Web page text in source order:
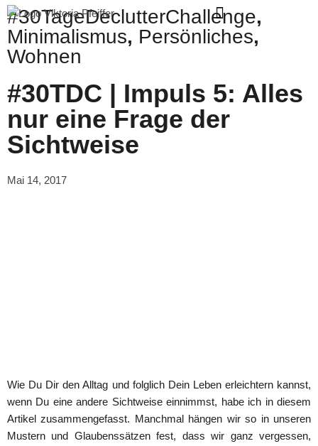
Zum
Inhalt
#30TageDeclutterChallenge,
Minimalismus, Persönliches,
Wohnen
#30TDC | Impuls 5: Alles
nur eine Frage der
Sichtweise
Mai 14, 2017
Wie Du Dir den Alltag und folglich Dein Leben erleichtern kannst,
wenn Du eine andere Sichtweise einnimmst, habe ich in diesem
Artikel zusammengefasst. Manchmal hängen wir so in unseren
Mustern und Glaubenssätzen fest, dass wir ganz vergessen,